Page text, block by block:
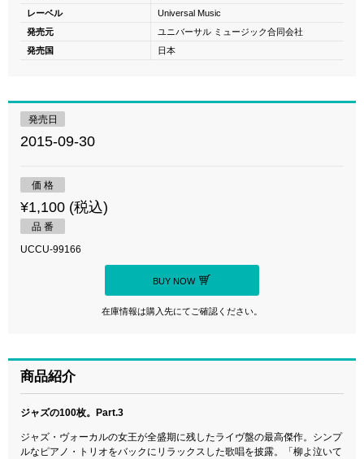
レーベル
Universal Music
発売元
ユニバーサル ミュージック合同会社
発売国
日本
発売日
2015-09-30
価 格
¥1,100 (税込)
品 番
UCCU-99166
BUY NOW
在庫情報は購入先にてご確認ください。
商品紹介
ジャズの100枚。Part.3
ジャズ・ヴォーカルの女王が全盛期に残したライヴ盤の最高傑作。シンプ
ルなピアノ・トリオをバックにリラックスした歌唱を披露。「柳よ泣いて